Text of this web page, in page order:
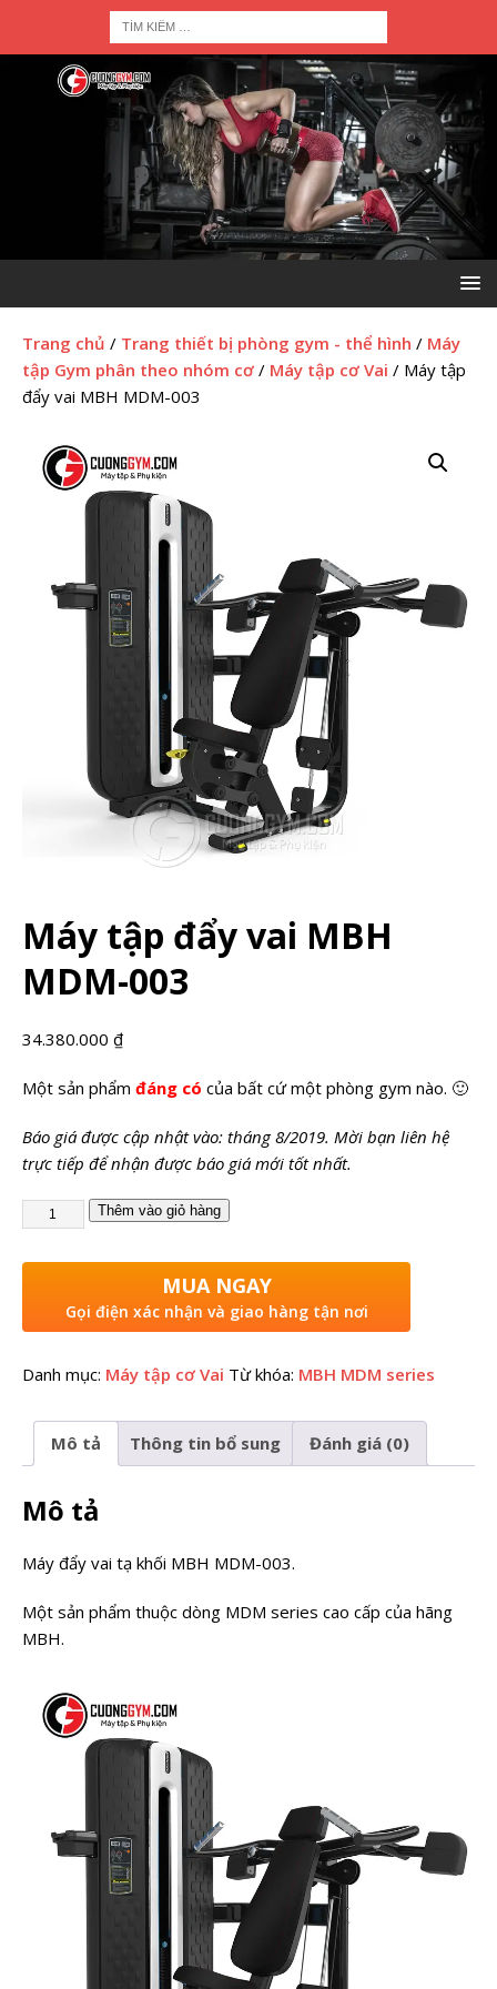
Trang chủ / Trang thiết bị phòng gym - thể hình / Máy
tập Gym phân theo nhóm cơ / Máy tập cơ Vai / Máy tập
đẩy vai MBH MDM-003
Máy tập đẩy vai MBH
MDM-003
34.380.000 ₫
Một sản phẩm đáng có của bất cứ một phòng gym nào. 🙂
Báo giá được cập nhật vào: tháng 8/2019. Mời bạn liên hệ
trực tiếp để nhận được báo giá mới tốt nhất.
Thêm vào giỏ hàng
MUA NGAY
Gọi điện xác nhận và giao hàng tận nơi
Danh mục: Máy tập cơ Vai Từ khóa: MBH MDM series
Mô tả Thông tin bổ sung Đánh giá (0)
Mô tả
Máy đẩy vai tạ khối MBH MDM-003.
Một sản phẩm thuộc dòng MDM series cao cấp của hãng
MBH.